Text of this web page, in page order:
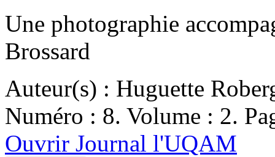
Une photographie
Brossard
Auteur(s) : Huguette
Numéro : 8. Volume : 2.
Ouvrir Journal l'UQAM